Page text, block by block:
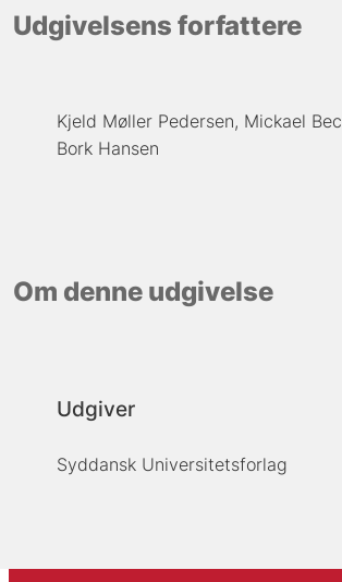
Udgivelsens forfattere
Kjeld Møller Pedersen Mickael
Bork Hansen
Om denne udgivelse
Udgiver
Syddansk Universitetsforlag